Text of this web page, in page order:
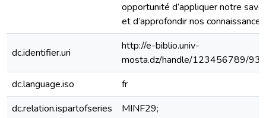
opportunité d’appliquer notre
et d’approfondir nos
dc.identifier.uri
http://e-biblio.univ-
mosta.dz/handle/123456789/
dc.language.iso
fr
dc.relation.ispartofseries
MINF29;